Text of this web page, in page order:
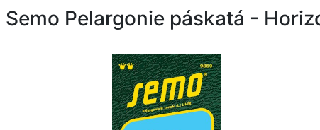
Semo Pelargonie páskatá -